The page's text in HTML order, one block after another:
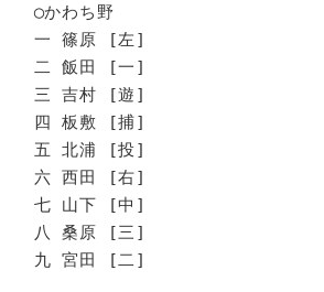
◯かわち野
一 篠原 [左]
二 飯田 [一]
三 吉村 [遊]
四 板敷 [捕]
五 北浦 [投]
六 西田 [右]
七 山下 [中]
八 桑原 [三]
九 宮田 [二]